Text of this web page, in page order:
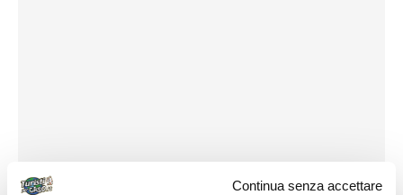
Continua senza accettare